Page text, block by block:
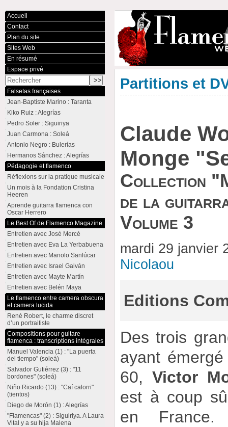
Partitions et
Claude
Monge
Collection
de la
Volume 3
mardi 29 janvier
Nicolaou
Editions
Des trois
ayant
60,Victor
est à coup
en
Accueil
Contact
Plan du site
Sites Web
En résumé
Espace privé
Falsetas françaises
Jean-Baptiste Marino : Taranta
Kiko Ruiz : Alegrías
Pedro Soler : Siguiriya
Juan Carmona : Soleá
Antonio Negro : Bulerías
Hermanos Sánchez : Alegrías
Pédagogie et flamenco
Réflexions sur la pratique musicale
Un mois à la Fondation Cristina
Heeren
Aprende guitarra flamenca con
Oscar Herrero
Le Best Of de Flamenco Magazine
Entretien avec José Mercé
Entretien avec Eva La Yerbabuena
Entretien avec Manolo Sanlúcar
Entretien avec Israel Galván
Entretien avec Mayte Martín
Entretien avec Belén Maya
Le flamenco entre camera obscura
et camera lucida
René Robert, le charme discret
d’un portraitiste
Compositions pour guitare
flamenca : transcriptions intégrales
Manuel Valencia (1) : "La puerta
del tiempo" (soleá)
Salvador Gutiérrez (3) : "11
bordones" (soleá)
Niño Ricardo (13) : "Caí calorri"
(tientos)
Diego de Morón (1) : Alegrías
"Flamencas" (2) : Siguiriya. A Laura
Vital y a su hija Malena